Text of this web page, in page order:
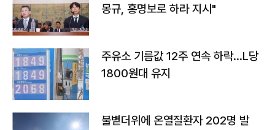
몽규, 홍명보로 하라 지시"
주유소 기름값 12주 연속 하락…L당
1800원대 유지
불볕더위에 온열질환자 202명 발